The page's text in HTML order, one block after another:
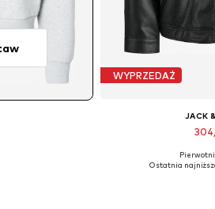
WYPRZEDAŻ
JACK
Dostępne
Ostatnia